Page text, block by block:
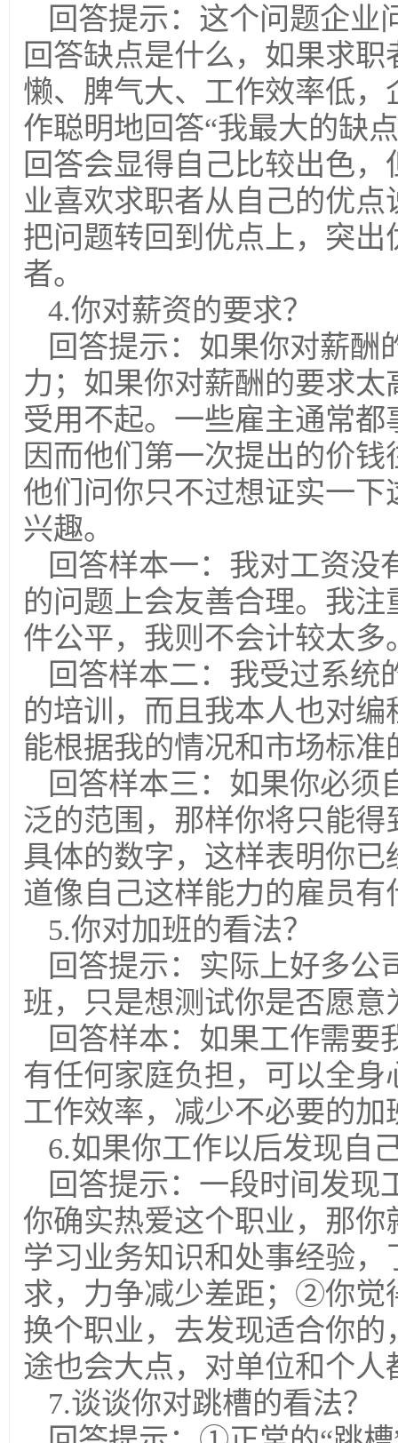
回答提示：这个问题企业
回答缺点是什么，如果求
懒、脾气大、工作效率低
作聪明地回答“我最大的缺
回答会显得自己比较出色
业喜欢求职者从自己的优
把问题转回到优点上，突
者。
4.你对薪资的要求？
回答提示：如果你对薪酬
力；如果你对薪酬的要求
受用不起。一些雇主通常
因而他们第一次提出的价
他们问你只不过想证实一
兴趣。
回答样本一：我对工资没
的问题上会友善合理。我
件公平，我则不会计较太多
回答样本二：我受过系统
的培训，而且我本人也对
能根据我的情况和市场标
回答样本三：如果你必须
泛的范围，那样你将只能
具体的数字，这样表明你
道像自己这样能力的雇员有
5.你对加班的看法？
回答提示：实际上好多公
班，只是想测试你是否愿意
回答样本：如果工作需要
有任何家庭负担，可以全
工作效率，减少不必要的加
6.如果你工作以后发现自
回答提示：一段时间发
你确实热爱这个职业，那
学习业务知识和处事经验
求，力争减少差距；②你觉
换个职业，去发现适合你
途也会大点，对单位和个人
7.谈谈你对跳槽的看法？